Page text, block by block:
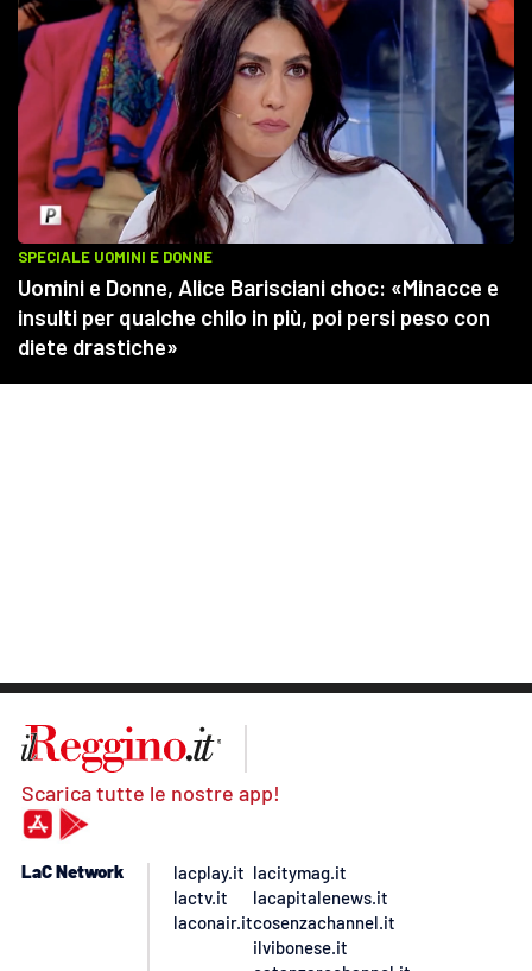
Scarica tutte le nostre app!
LaC Network
lacplay.it
lactv.it
laconair.it
lacitymag.it
lacapitalenews.it
cosenzachannel.it
ilvibonese.it